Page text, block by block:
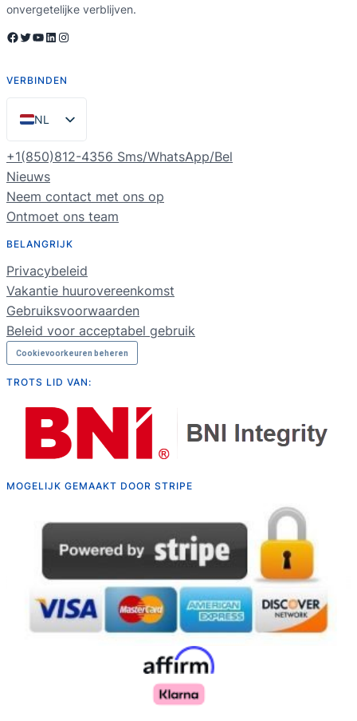
onvergetelijke verblijven.
Facebook Twitter YouTube LinkedIn Instagram
VERBINDEN
NL
EN
ES
PT
FR
DE
RU
+1(850)812-4356 Sms/WhatsApp/Bel
Nieuws
Neem contact met ons op
Ontmoet ons team
BELANGRIJK
Privacybeleid
Vakantie huurovereenkomst
Gebruiksvoorwaarden
Beleid voor acceptabel gebruik
Cookievoorkeuren beheren
TROTS LID VAN:
MOGELIJK GEMAAKT DOOR STRIPE